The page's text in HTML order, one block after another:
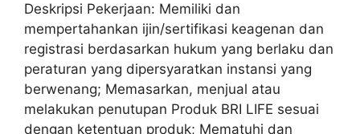
Deskripsi Pekerjaan: Memiliki dan
mempertahankan ijin/sertifikasi keagenan dan
registrasi berdasarkan hukum yang berlaku dan
peraturan yang dipersyaratkan instansi yang
berwenang; Memasarkan, menjual atau
melakukan penutupan Produk BRI LIFE sesuai
dengan ketentuan produk; Mematuhi dan